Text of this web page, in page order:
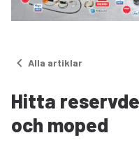
Alla artiklar
Hitta
och moped